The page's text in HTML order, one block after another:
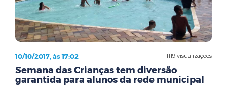
1119 visualizações
10/10/2017, às 17:02
Semana das Crianças tem diversão
garantida para alunos da rede municipal